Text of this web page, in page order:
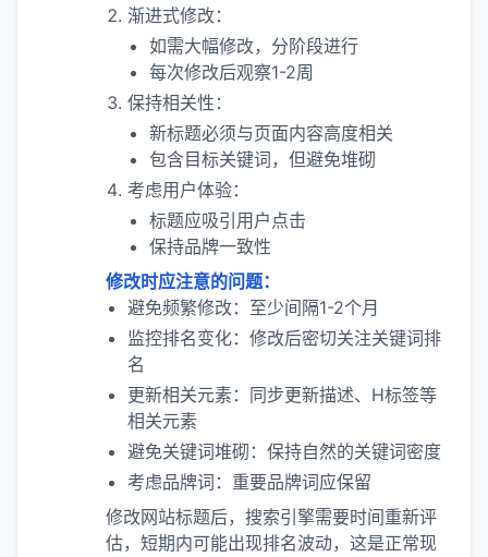
渐进式修改：
如需大幅修改，分阶段进行
每次修改后观察1-2周
保持相关性：
新标题必须与页面内容高度相关
包含目标关键词，但避免堆砌
考虑用户体验：
标题应吸引用户点击
保持品牌一致性
修改时应注意的问题：
避免频繁修改：至少间隔1-2个月
监控排名变化：修改后密切关注关键词排
名
更新相关元素：同步更新描述、H标签等
相关元素
避免关键词堆砌：保持自然的关键词密度
考虑品牌词：重要品牌词应保留
修改网站标题后，搜索引擎需要时间重新评
估，短期内可能出现排名波动，这是正常现